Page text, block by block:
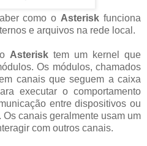
como o Asterisk funciona
e arquivos na rede local.
o Asterisk tem um kernel que
Os módulos, chamados
canais que seguem a caixa
executar o comportamento
entre dispositivos ou
. Os canais geralmente usam um
com outros canais.